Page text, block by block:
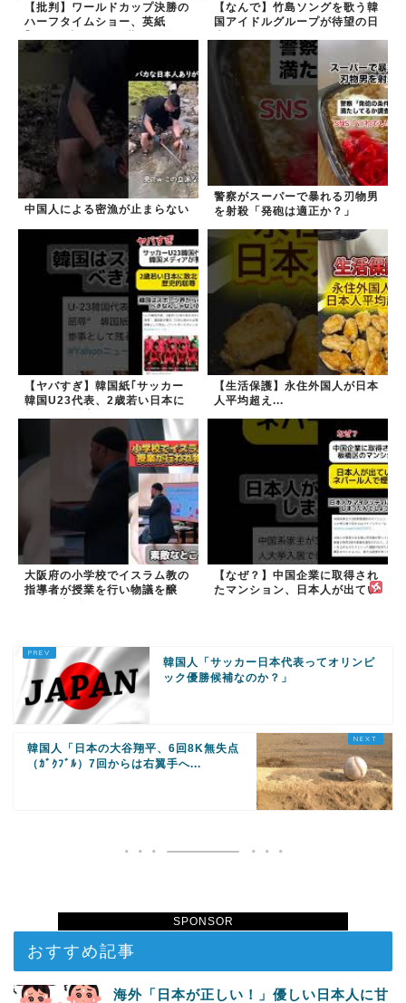
SPONSOR
【批判】ワールドカップ決勝の
ハーフタイムショー、英紙
た｣
【なんで】竹島ソングを歌う韓
国アイドルグループが待望の日
中国人による密漁が止まらない
警察がスーパーで暴れる刃物男
を射殺「発砲は適正か？」
【ヤバすぎ】韓国紙｢サッカー
韓国U23代表、2歳若い日本に
【生活保護】永住外国人が日本
人平均超え...
大阪府の小学校でイスラム教の
指導者が授業を行い物議を醸
【なぜ？】中国企業に取得され
たマンション、日本人が出てい
韓国人「サッカー日本代表ってオリンピ
ック優勝候補なのか？」
韓国人「日本の大谷翔平、6回8K無失点
（ｶﾞｸﾌﾞﾙ）7回からは右翼手へ...
おすすめ記事
海外「日本が正しい！」優しい日本人に甘